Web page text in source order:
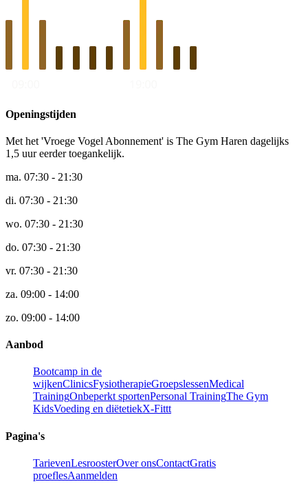
Openingstijden
Met het 'Vroege Vogel Abonnement' is The Gym Haren dagelijks
1,5 uur eerder toegankelijk.
ma. 07:30 - 21:30
di. 07:30 - 21:30
wo. 07:30 - 21:30
do. 07:30 - 21:30
vr. 07:30 - 21:30
za. 09:00 - 14:00
zo. 09:00 - 14:00
Aanbod
Bootcamp in de
wijkenClinicsFysiotherapieGroepslessenMedical
TrainingOnbeperkt sportenPersonal TrainingThe Gym
KidsVoeding en diëtetiekX-Fittt
Pagina's
TarievenLesroosterOver onsContactGratis
proeflesAanmelden